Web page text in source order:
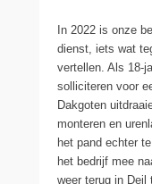
In 2022 is onze
dienst, iets wat
vertellen. Als 18-
solliciteren voor
Dakgoten
monteren en
het pand echter
het bedrijf mee
weer terug in Deil